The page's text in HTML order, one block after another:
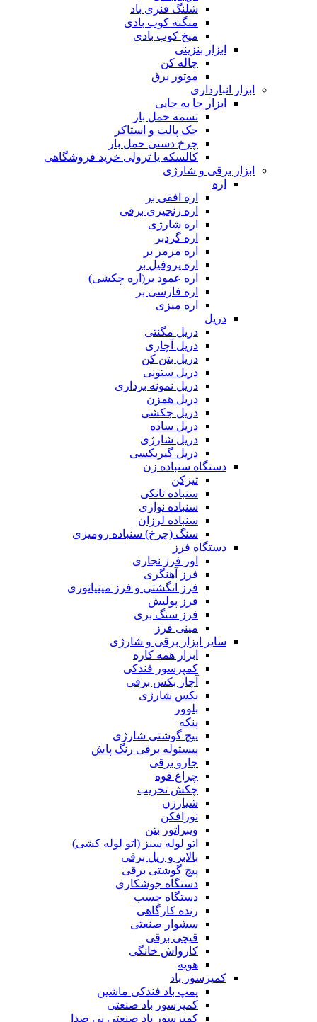
شلنگ فنری باد
منگنه کوب بادی
میخ کوب بادی
ابزار بنزینی
چاله کن
موتور برق
ابزار انبارداری
ابزار جا به جایی
تسمه حمل بار
جک پالت و استاکر
چرخ دستی حمل بار
کالسکه یا ترولی خرید فروشگاهی
ابزار برقی و شارژی
اره
اره افقی بر
اره زنجیری برقی
اره شارژی
اره گردبر
اره مرمر بر
اره پروفیل بر
اره عمود بر(اره چکشی)
اره فارسی بر
اره میزی
دریل
دریل مگنتی
دریل آچاری
دریل بتن کن
دریل ستونی
دریل نمونه برداری
دریل همزن
دریل چکشی
دریل ساده
دریل شارژی
دریل گیربکسی
دستگاه سنباده زن
تیزکن
سنباده تانکی
سنباده نواری
سنباده لرزان
سنگ (چرخ) سنباده رومیزی
دستگاه فرز
اور فرز نجاری
فرز آهنگری
فرز انگشتی و فرز مینیاتوری
فرز پولیش
فرز سنگ بری
مینی فرز
سایر ابزار برقی و شارژی
ابزار همه کاره
کمپرسور فندکی
آچار بکس برقی
بکس شارژی
بلوور
پنکه
پیچ گوشتی شارژی
پیستوله برقی رنگ پاش
جارو برقی
چراغ قوه
چکش تخریب
شیارزن
نورافکن
ویبراتور بتن
اتو لوله سبز (اتو لوله کشی)
بالابر و ریل برقی
پیچ گوشتی برقی
دستگاه جوشکاری
دستگاه چسب
رنده کارگاهی
سشوار صنعتی
قیچی برقی
کارواش خانگی
هویه
کمپرسور باد
پمپ باد فندکی ماشین
کمپرسور باد صنعتی
کمپرسور باد صنعتی بی صدا